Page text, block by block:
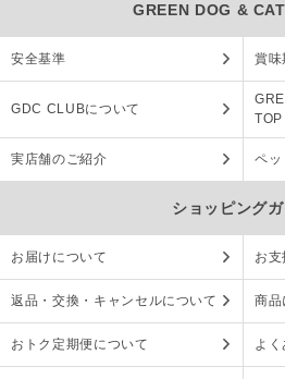
GREEN DOG &
安全基準 賞味
GDC CLUBについて
TOP
実店舗のご紹介 ペッ
ショッピング
お届けについて お
返品・交換・キャンセルについて 商品
おトク定期便について よく